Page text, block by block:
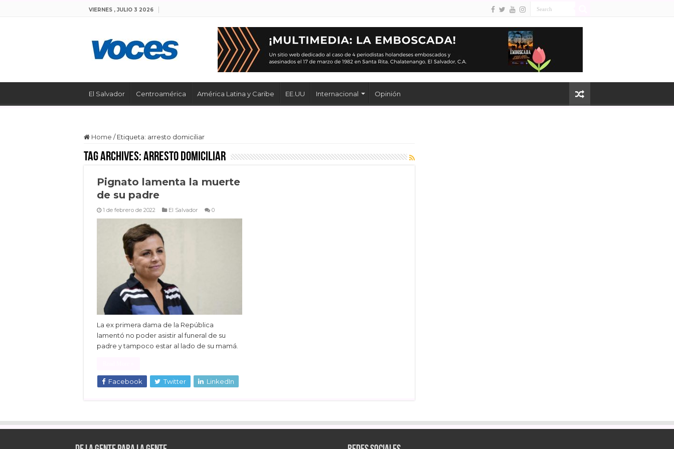
VIERNES , JULIO 3 2026
El Salvador Centroamérica América Latina y Caribe EE.UU Internacional Opinión
Home / Etiqueta: arresto domiciliar
Tag Archives:arresto domiciliar
Pignato lamenta la muerte
de su padre
1 de febrero de 2022 El Salvador 0
La ex primera dama de la República
lamentó no poder asistir al funeral de su
padre y tampoco estar al lado de su mamá.
Facebook Twitter LinkedIn